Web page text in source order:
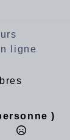
ligne
)